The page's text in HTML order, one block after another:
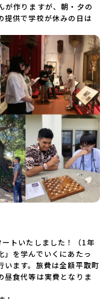
が作りますが、朝・夕の
提供で学校が休みの日は
トいたしました！（1年
」を学んでいくにあたっ
います。旅費は全額平取町
昼食代等は実費となりま